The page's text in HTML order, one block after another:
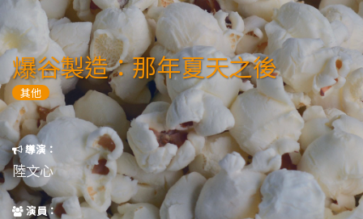
科幻
奇幻
動畫
家庭
寫實紀錄
罪案
歌舞
成人
運動
特別/特輯
短片
一般
其他
爆谷製造：那年夏天之後
其他
導演：
陸文心
演員：